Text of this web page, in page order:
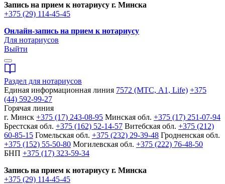
Запись на прием к нотариусу г. Минска
+375 (29) 114-45-45
Онлайн-запись на прием к нотариусу
Для нотариусов
Выйти
Раздел для нотариусов
Единая информационная линия 7572 (МТС, A1, Life) +375
(44) 592-99-27
Горячая линия
г. Минск +375 (17) 243-08-95 Минская обл. +375 (17) 251-07-94
Брестская обл. +375 (162) 52-14-57 Витебская обл. +375 (212)
60-85-15 Гомельская обл. +375 (232) 29-39-48 Гродненская обл.
+375 (152) 55-50-80 Могилевская обл. +375 (222) 76-48-50
БНП +375 (17) 323-59-34
Запись на прием к нотариусу г. Минска
+375 (29) 114-45-45